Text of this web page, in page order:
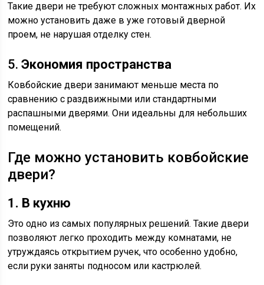
Такие двери не требуют сложных монтажных работ. Их
можно установить даже в уже готовый дверной
проем, не нарушая отделку стен.
5.Экономия пространства
Ковбойские двери занимают меньше места по
сравнению с раздвижными или стандартными
распашными дверями. Они идеальны для небольших
помещений.
Где можно установить ковбойские
двери?
1. В кухню
Это одно из самых популярных решений. Такие двери
позволяют легко проходить между комнатами, не
утруждаясь открытием ручек, что особенно удобно,
если руки заняты подносом или кастрюлей.